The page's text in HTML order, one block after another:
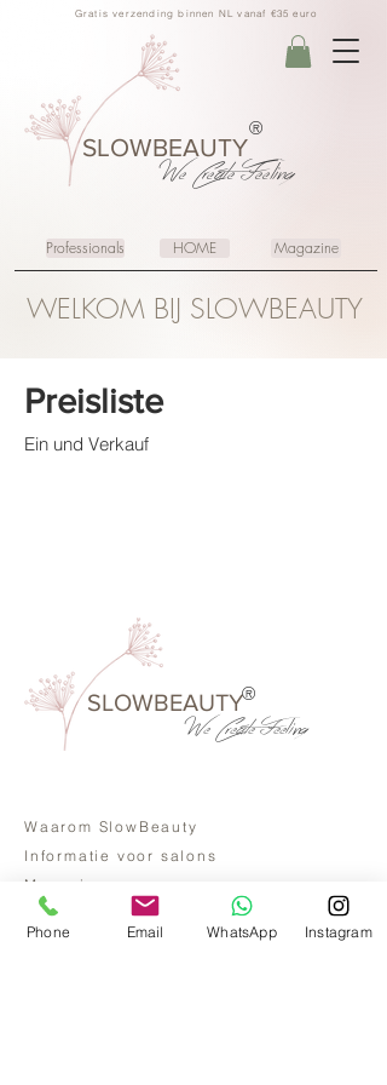
Gratis verzending binnen NL vanaf €35 euro
SLOWBEAUTY
We CreateFeeling
®
Professionals HOME Magazine
WELKOM BIJ SLOWBEAUTY
Preisliste
Ein und Verkauf
SLOWBEAUTY
We CreateFeeling
®
Waarom SlowBeauty
Informatie voor salons
Magazine
Refer a friend
Loyaliteitsprogramma
Phone Email WhatsApp Instagram